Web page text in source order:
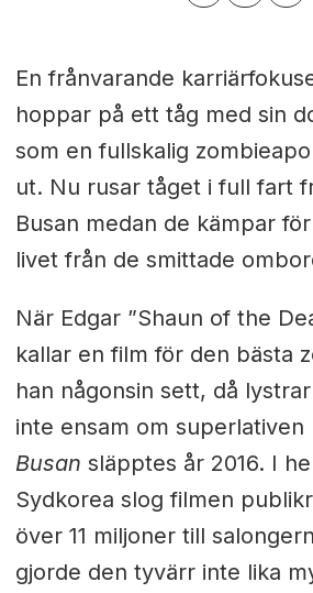
En frånvarande
hoppar på ett tåg med sin
som en fullskalig
ut. Nu rusar tåget i full fart
Busan medan de kämpar
livet från de smittade
När Edgar ”Shaun of the
kallar en film för den bästa
han någonsin sett, då
inte ensam om superlativen
Busan släpptes år 2016. I
Sydkorea slog filmen
över 11 miljoner till
gjorde den tyvärr inte lika